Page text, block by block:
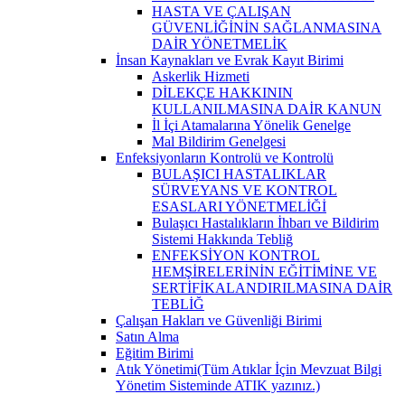
HASTA VE ÇALIŞAN
GÜVENLİĞİNİN SAĞLANMASINA
DAİR YÖNETMELİK
İnsan Kaynakları ve Evrak Kayıt Birimi
Askerlik Hizmeti
DİLEKÇE HAKKININ
KULLANILMASINA DAİR KANUN
İl İçi Atamalarına Yönelik Genelge
Mal Bildirim Genelgesi
Enfeksiyonların Kontrolü ve Kontrolü
BULAŞICI HASTALIKLAR
SÜRVEYANS VE KONTROL
ESASLARI YÖNETMELİĞİ
Bulaşıcı Hastalıkların İhbarı ve Bildirim
Sistemi Hakkında Tebliğ
ENFEKSİYON KONTROL
HEMŞİRELERİNİN EĞİTİMİNE VE
SERTİFİKALANDIRILMASINA DAİR
TEBLİĞ
Çalışan Hakları ve Güvenliği Birimi
Satın Alma
Eğitim Birimi
Atık Yönetimi(Tüm Atıklar İçin Mevzuat Bilgi
Yönetim Sisteminde ATIK yazınız.)